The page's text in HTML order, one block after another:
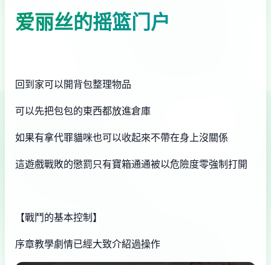
爱丽丝的摇篮门户
回到家可以開背包整理物品
可以先把包包的東西都放進倉庫
如果有拿代罪貓咪也可以收起來不帶在身上沒關係
這遊戲戰敗的懲罰只有寶箱通通被以危險度零強制打開
【戰鬥的基本控制】
序章教學劇情已經大致介紹過操作